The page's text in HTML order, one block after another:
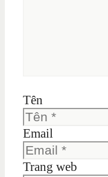
Tên
Email
Trang web